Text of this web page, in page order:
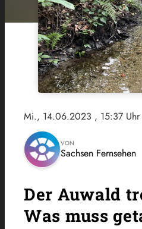
Mi., 14.06.2023 , 15:37 Uhr
VON
Sachsen Fernsehen
Der Auwald
Was muss